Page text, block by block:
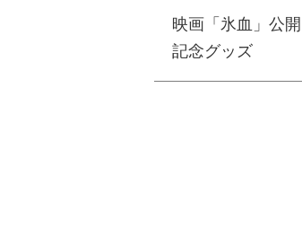
映画「氷血」公開
記念グッズ